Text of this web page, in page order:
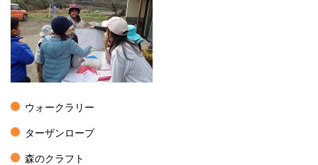
ウォークラリー
ターザンロープ
森のクラフト